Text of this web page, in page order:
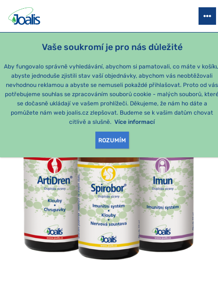
Vaše soukromí je pro nás důležité
Aby fungovalo správně vyhledávání, abychom si pamatovali, co máte v
abyste jednoduše zjistili stav vaší objednávky, abychom vás neobtěžovali
nevhodnou reklamou a abyste se nemuseli pokaždé přihlašovat. Proto od vás
potřebujeme souhlas se zpracováním souborů cookie - malých souborů,
se dočasně ukládají ve vašem prohlížeči. Děkujeme, že nám ho dáte a
pomůžete nám web joalis.cz zlepšovat. Budeme se k vašim datům chovat
citlivě a slušně. Více informací
ROZUMÍM
PRODUKTY PODLE OBTÍŽÍ SEZÓNNÍ BALÍČKY PRO DĚTI
e-shop Joalis Podle obtíží KLOUBY Klíště kúra –